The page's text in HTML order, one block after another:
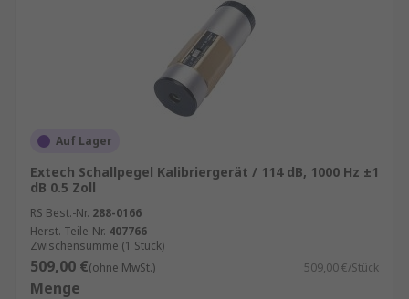
Auf Lager
Extech Schallpegel Kalibriergerät / 114 dB, 1000 Hz ±1
dB 0.5 Zoll
RS Best.-Nr. 288-0166
Herst. Teile-Nr. 407766
Zwischensumme (1 Stück)
509,00 €(ohne MwSt.) 509,00 €/Stück
Menge